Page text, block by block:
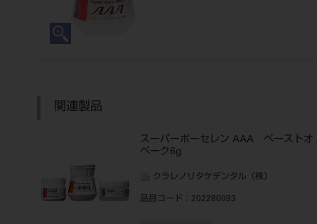
関連製品
スーパーポーセレン AAA ペーストオ
ペーク6g
クラレノリタケデンタル（株）
品目コード ：202280093